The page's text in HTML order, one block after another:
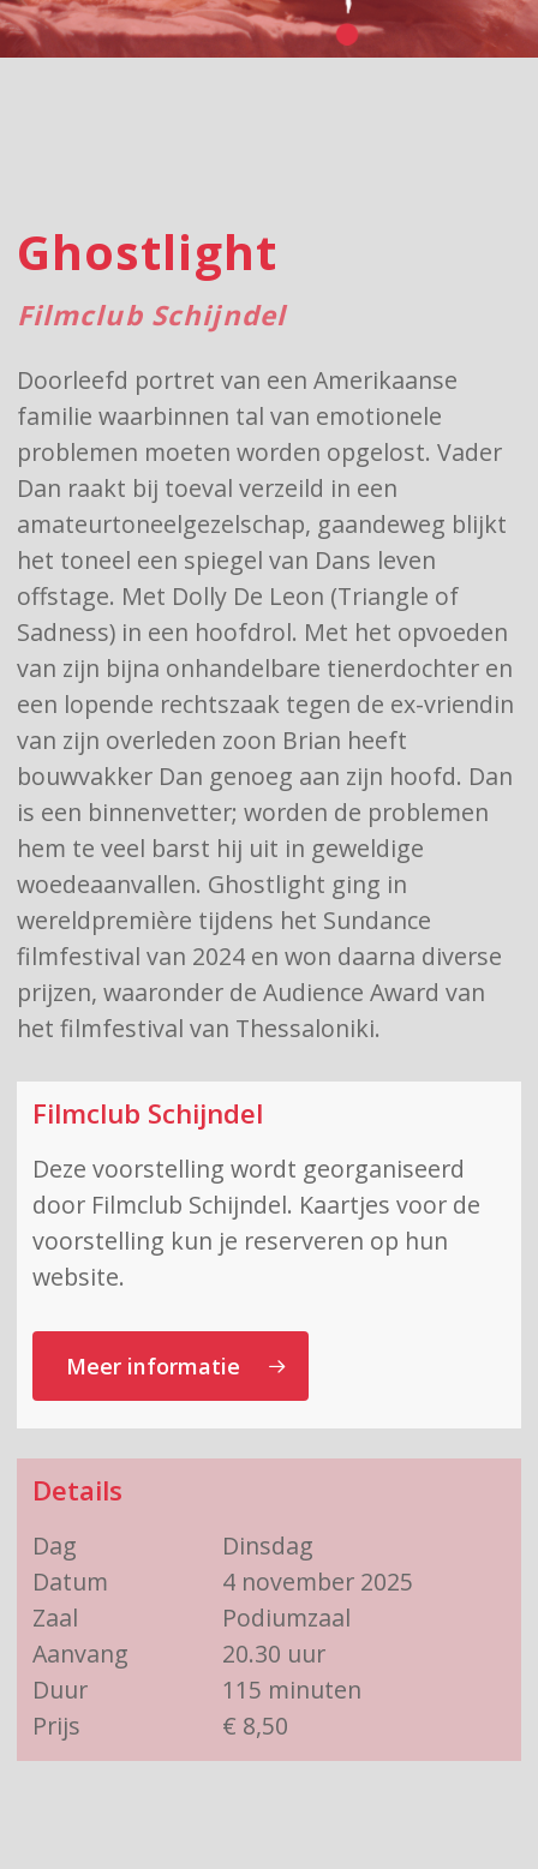
Ghostlight
Filmclub Schijndel
Doorleefd portret van een Amerikaanse
familie waarbinnen tal van emotionele
problemen moeten worden opgelost. Vader
Dan raakt bij toeval verzeild in een
amateurtoneelgezelschap, gaandeweg blijkt
het toneel een spiegel van Dans leven
offstage. Met Dolly De Leon (Triangle of
Sadness) in een hoofdrol. Met het opvoeden
van zijn bijna onhandelbare tienerdochter en
een lopende rechtszaak tegen de ex-vriendin
van zijn overleden zoon Brian heeft
bouwvakker Dan genoeg aan zijn hoofd. Dan
is een binnenvetter; worden de problemen
hem te veel barst hij uit in geweldige
woedeaanvallen. Ghostlight ging in
wereldpremière tijdens het Sundance
filmfestival van 2024 en won daarna diverse
prijzen, waaronder de Audience Award van
het filmfestival van Thessaloniki.
Filmclub Schijndel
Deze voorstelling wordt georganiseerd
door Filmclub Schijndel. Kaartjes voor de
voorstelling kun je reserveren op hun
website.
Meer informatie
Details
Dag
Dinsdag
Datum
4 november 2025
Zaal
Podiumzaal
Aanvang
20.30 uur
Duur
115 minuten
Prijs
€ 8,50